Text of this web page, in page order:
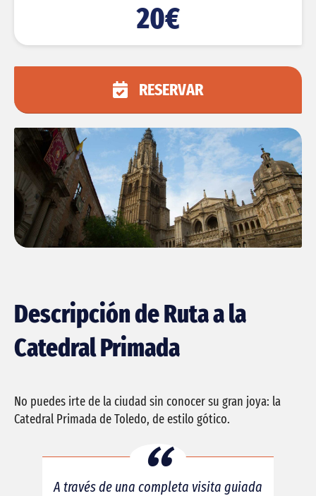
Descripción de Ruta a la
Catedral Primada
No puedes irte de la ciudad sin conocer su gran joya: la
Catedral Primada de Toledo, de estilo gótico.
A través de una completa visita guiada
20€
RESERVAR